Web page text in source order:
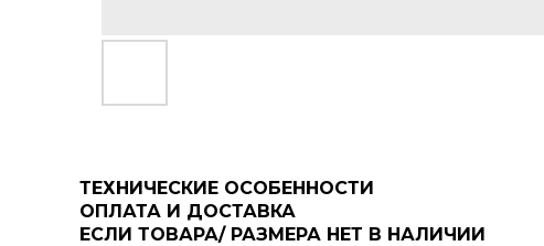
ТЕХНИЧЕСКИЕ ОСОБЕННОСТИ
ОПЛАТА И ДОСТАВКА
ЕСЛИ ТОВАРА/ РАЗМЕРА НЕТ В НАЛИЧИИ